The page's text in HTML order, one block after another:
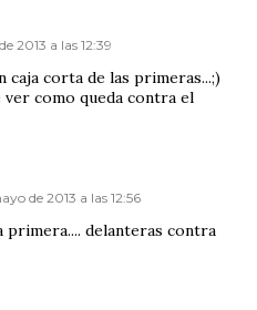
2013 a las 12:39
caja corta de las primeras...;)
como queda contra el
de 2013 a las 12:56
primera.... delanteras contra